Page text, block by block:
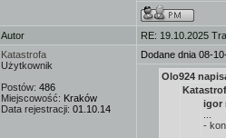
Autor
RE: 19.10.2025
Katastrofa
Użytkownik
Postów: 486
Miejscowość: Kraków
Data rejestracji: 01.10.14
Dodane dnia 08-
Olo924
igor
-